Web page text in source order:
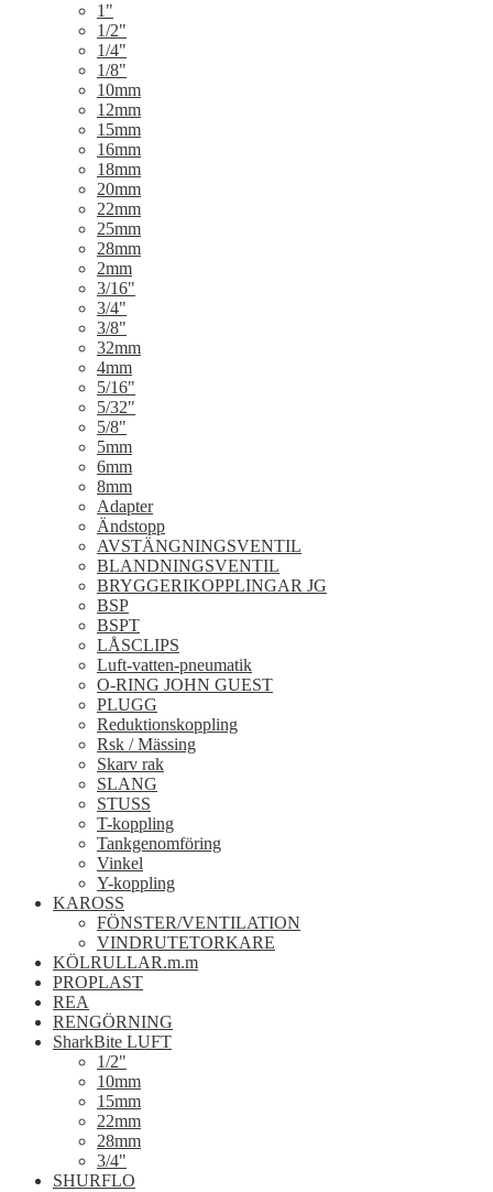
1"
1/2"
1/4"
1/8"
10mm
12mm
15mm
16mm
18mm
20mm
22mm
25mm
28mm
2mm
3/16"
3/4"
3/8"
32mm
4mm
5/16"
5/32"
5/8"
5mm
6mm
8mm
Adapter
Ändstopp
AVSTÄNGNINGSVENTIL
BLANDNINGSVENTIL
BRYGGERIKOPPLINGAR JG
BSP
BSPT
LÅSCLIPS
Luft-vatten-pneumatik
O-RING JOHN GUEST
PLUGG
Reduktionskoppling
Rsk / Mässing
Skarv rak
SLANG
STUSS
T-koppling
Tankgenomföring
Vinkel
Y-koppling
KAROSS
FÖNSTER/VENTILATION
VINDRUTETORKARE
KÖLRULLAR.m.m
PROPLAST
REA
RENGÖRNING
SharkBite LUFT
1/2"
10mm
15mm
22mm
28mm
3/4"
SHURFLO